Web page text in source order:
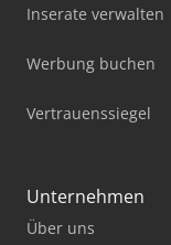
Inserate verwalten
Werbung buchen
Vertrauenssiegel
Unternehmen
Über uns